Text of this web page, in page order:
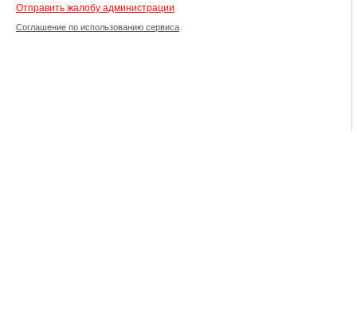
Отправить жалобу администрации
Соглашение по использованию сервиса